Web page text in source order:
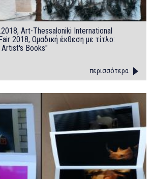
Art-Thessaloniki International
2018, Ομαδική έκθεση με τίτλο:
Βooks"
περισσότερα